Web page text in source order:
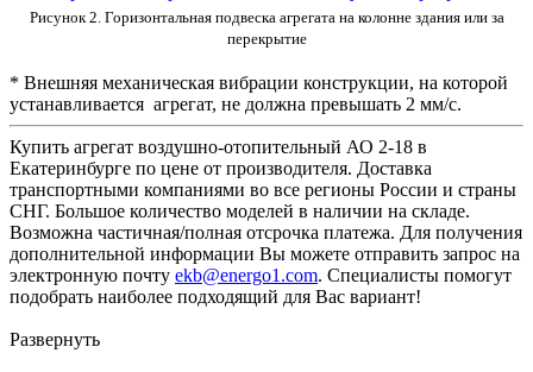
Рисунок 2. Горизонтальная подвеска агрегата на колонне здания или за
перекрытие
* Внешняя механическая вибрации конструкции, на которой
устанавливается агрегат, не должна превышать 2 мм/с.
Купить агрегат воздушно-отопительный АО 2-18 в
Екатеринбурге по цене от производителя. Доставка
транспортными компаниями во все регионы России и страны
СНГ. Большое количество моделей в наличии на складе.
Возможна частичная/полная отсрочка платежа. Для получения
дополнительной информации Вы можете отправить запрос на
электронную почту ekb@energo1.com. Специалисты помогут
подобрать наиболее подходящий для Вас вариант!
Развернуть